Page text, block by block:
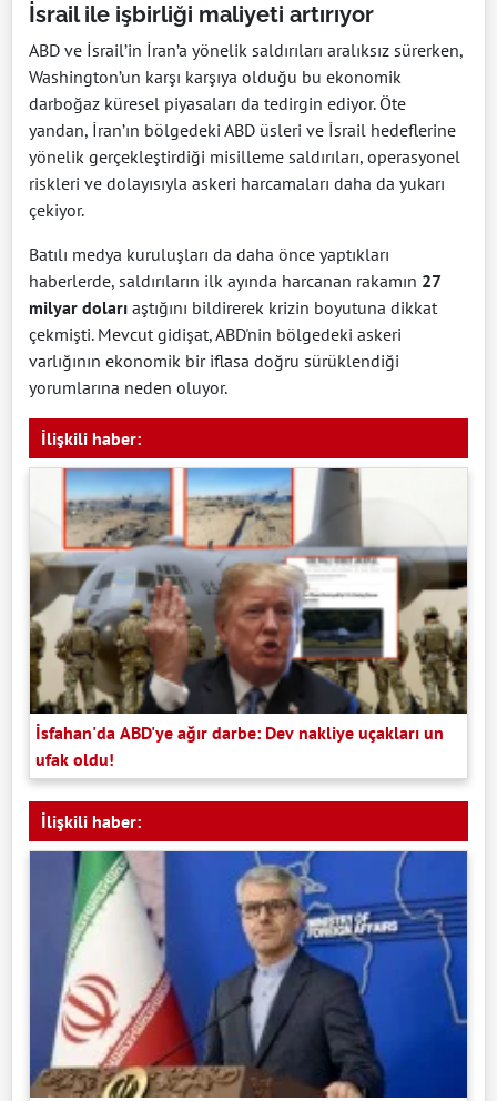
İsrail ile işbirliği maliyeti artırıyor
ABD ve İsrail’in İran’a yönelik saldırıları aralıksız sürerken,
Washington’un karşı karşıya olduğu bu ekonomik
darboğaz küresel piyasaları da tedirgin ediyor. Öte
yandan, İran’ın bölgedeki ABD üsleri ve İsrail hedeflerine
yönelik gerçekleştirdiği misilleme saldırıları, operasyonel
riskleri ve dolayısıyla askeri harcamaları daha da yukarı
çekiyor.
Batılı medya kuruluşları da daha önce yaptıkları
haberlerde, saldırıların ilk ayında harcanan rakamın 27
milyar doları aştığını bildirerek krizin boyutuna dikkat
çekmişti. Mevcut gidişat, ABD'nin bölgedeki askeri
varlığının ekonomik bir iflasa doğru sürüklendiği
yorumlarına neden oluyor.
İlişkili haber:
İsfahan'da ABD'ye ağır darbe: Dev nakliye uçakları un
ufak oldu!
İlişkili haber: